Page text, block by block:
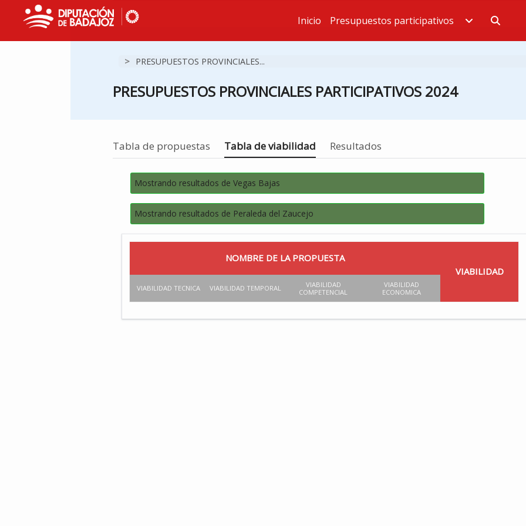
Estás en
Inicio Presupuestos participativos
> PRESUPUESTOS PROVINCIALES...
PRESUPUESTOS PROVINCIALES PARTICIPATIVOS 2024
Tabla de propuestas Estás en
Tabla de viabilidad Resultados
Mostrando resultados de Vegas Bajas
Mostrando resultados de Peraleda del Zaucejo
NOMBRE DE LA PROPUESTA
VIABILIDAD
VIABILIDAD TECNICA VIABILIDAD TEMPORAL
VIABILIDAD
COMPETENCIAL
VIABILIDAD
ECONOMICA